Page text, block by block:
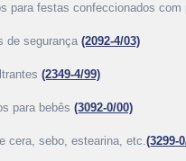
para festas confeccionados
de segurança (2092-4/03)
(2349-4/99)
para bebês (3092-0/00)
cera, sebo, estearina, etc.(3299-